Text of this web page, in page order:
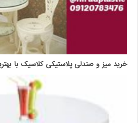
خرید میز و صندلی پلاستیکی کلاسیک با